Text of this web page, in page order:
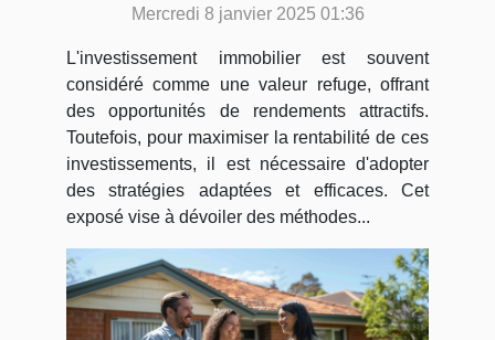
Mercredi 8 janvier 2025 01:36
L'investissement immobilier est souvent
considéré comme une valeur refuge, offrant
des opportunités de rendements attractifs.
Toutefois, pour maximiser la rentabilité de ces
investissements, il est nécessaire d'adopter
des stratégies adaptées et efficaces. Cet
exposé vise à dévoiler des méthodes...